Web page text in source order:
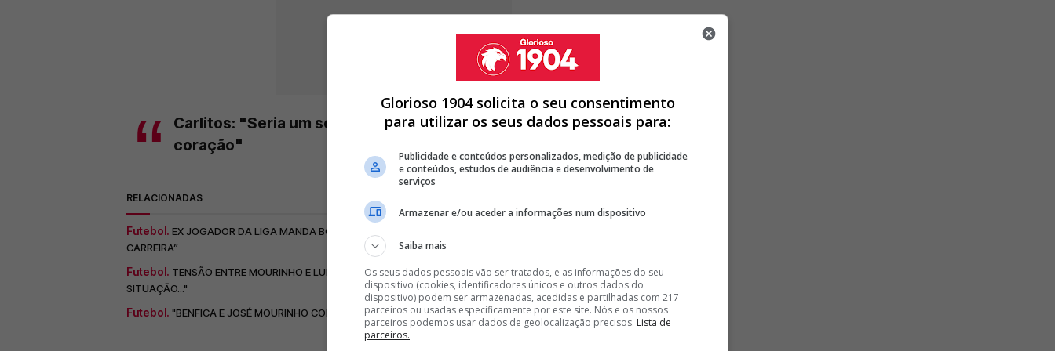
Carlitos: "Seria um sonho vê-lo a treinar o clube do meu
coração"
RELACIONADAS
Futebol. EX JOGADOR DA LIGA MANDA BOCA AO SPORTING: “MARCO SILVA TREINAR O BENFICA É O AUGE DA
CARREIRA”
Futebol. TENSÃO ENTRE MOURINHO E LUKEBAKIO? EX BENFICA RECORDA EPISÓDIO SEMELHANTE: "ESTA
SITUAÇÃO..."
Futebol. "BENFICA E JOSÉ MOURINHO CONTINUAM A TER TUDO PARA SER UM BOM CASAMENTO"
Glorioso 1904 solicita o seu consentimento
para utilizar os seus dados pessoais para:
Publicidade e conteúdos personalizados, medição de publicidade
e conteúdos, estudos de audiência e desenvolvimento de
serviços
Armazenar e/ou aceder a informações num dispositivo
Saiba mais
Os seus dados pessoais vão ser tratados, e as informações do seu
dispositivo (cookies, identificadores únicos e outros dados do
dispositivo) podem ser armazenadas, acedidas e partilhadas com 217
parceiros ou usadas especificamente por este site. Nós e os nossos
parceiros podemos usar dados de geolocalização precisos. Lista de
parceiros.